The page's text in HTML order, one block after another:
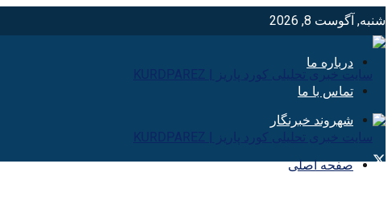
شنبه, آگوست 8, 2026
درباره ما
تماس با ما
شهروند خبرنگار
صفحه اصلی